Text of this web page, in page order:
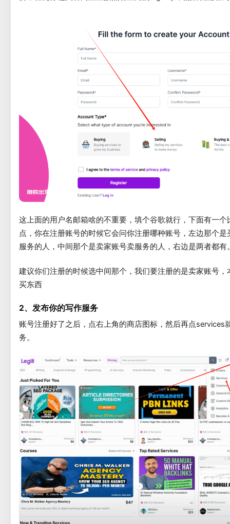
这上面的用户名邮箱啥的不重要，填个谷歌就行，下面有一个
点，你在注册账号的时候它会问你注册哪种账号，左边那个是
服务的人，中间那个是卖家账号卖服务的人，右边是两者都有
建议你们注册的时候选中间那个，我们要注册的是卖家账号，
买东西
2、发布你的写作服务
账号注册好了之后，点右上角的商店图标，然后再点services
务。